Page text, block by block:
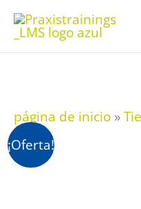
contenido
página de inicio »
¡Oferta!